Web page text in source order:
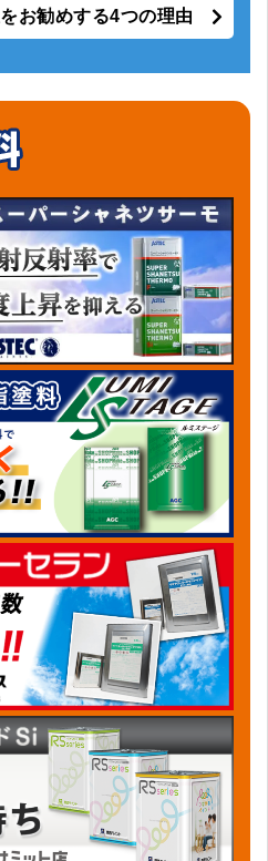
お勧めする4つの理由